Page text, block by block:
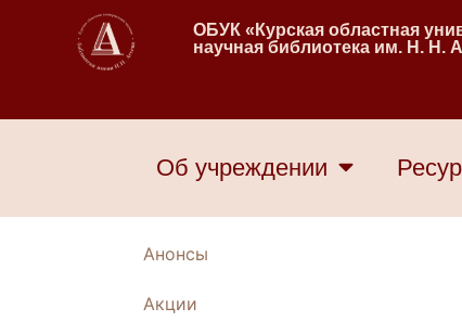
ОБУК «Курская областная
научная библиотека им. Н. Н.
Об учреждении
Анонсы
Акции